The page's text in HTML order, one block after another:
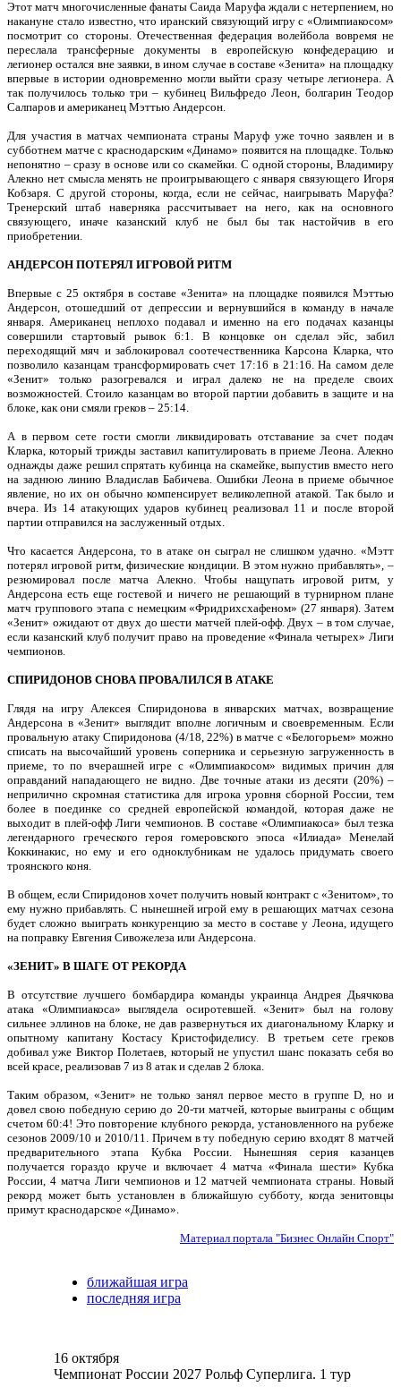
Этот матч многочисленные фанаты Саида Маруфа ждали с нетерпением, но
накануне стало известно, что иранский связующий игру с «Олимпиакосом»
посмотрит со стороны. Отечественная федерация волейбола вовремя не
переслала трансферные документы в европейскую конфедерацию и
легионер остался вне заявки, в ином случае в составе «Зенита» на площадку
впервые в истории одновременно могли выйти сразу четыре легионера. А
так получилось только три – кубинец Вильфредо Леон, болгарин Теодор
Салпаров и американец Мэттью Андерсон.
Для участия в матчах чемпионата страны Маруф уже точно заявлен и в
субботнем матче с краснодарским «Динамо» появится на площадке. Только
непонятно – сразу в основе или со скамейки. С одной стороны, Владимиру
Алекно нет смысла менять не проигрывающего с января связующего Игоря
Кобзаря. С другой стороны, когда, если не сейчас, наигрывать Маруфа?
Тренерский штаб наверняка рассчитывает на него, как на основного
связующего, иначе казанский клуб не был бы так настойчив в его
приобретении.
АНДЕРСОН ПОТЕРЯЛ ИГРОВОЙ РИТМ
Впервые с 25 октября в составе «Зенита» на площадке появился Мэттью
Андерсон, отошедший от депрессии и вернувшийся в команду в начале
января. Американец неплохо подавал и именно на его подачах казанцы
совершили стартовый рывок 6:1. В концовке он сделал эйс, забил
переходящий мяч и заблокировал соотечественника Карсона Кларка, что
позволило казанцам трансформировать счет 17:16 в 21:16. На самом деле
«Зенит» только разогревался и играл далеко не на пределе своих
возможностей. Стоило казанцам во второй партии добавить в защите и на
блоке, как они смяли греков – 25:14.
А в первом сете гости смогли ликвидировать отставание за счет подач
Кларка, который трижды заставил капитулировать в приеме Леона. Алекно
однажды даже решил спрятать кубинца на скамейке, выпустив вместо него
на заднюю линию Владислав Бабичева. Ошибки Леона в приеме обычное
явление, но их он обычно компенсирует великолепной атакой. Так было и
вчера. Из 14 атакующих ударов кубинец реализовал 11 и после второй
партии отправился на заслуженный отдых.
Что касается Андерсона, то в атаке он сыграл не слишком удачно. «Мэтт
потерял игровой ритм, физические кондиции. В этом нужно прибавлять», –
резюмировал после матча Алекно. Чтобы нащупать игровой ритм, у
Андерсона есть еще гостевой и ничего не решающий в турнирном плане
матч группового этапа с немецким «Фридрихсхафеном» (27 января). Затем
«Зенит» ожидают от двух до шести матчей плей-офф. Двух – в том случае,
если казанский клуб получит право на проведение «Финала четырех» Лиги
чемпионов.
СПИРИДОНОВ СНОВА ПРОВАЛИЛСЯ В АТАКЕ
Глядя на игру Алексея Спиридонова в январских матчах, возвращение
Андерсона в «Зенит» выглядит вполне логичным и своевременным. Если
провальную атаку Спиридонова (4/18, 22%) в матче с «Белогорьем» можно
списать на высочайший уровень соперника и серьезную загруженность в
приеме, то по вчерашней игре с «Олимпиакосом» видимых причин для
оправданий нападающего не видно. Две точные атаки из десяти (20%) –
неприлично скромная статистика для игрока уровня сборной России, тем
более в поединке со средней европейской командой, которая даже не
выходит в плей-офф Лиги чемпионов. В составе «Олимпиакоса» был тезка
легендарного греческого героя гомеровского эпоса «Илиада» Менелай
Коккинакис, но ему и его одноклубникам не удалось придумать своего
троянского коня.
В общем, если Спиридонов хочет получить новый контракт с «Зенитом», то
ему нужно прибавлять. С нынешней игрой ему в решающих матчах сезона
будет сложно выиграть конкуренцию за место в составе у Леона, идущего
на поправку Евгения Сивожелеза или Андерсона.
«ЗЕНИТ» В ШАГЕ ОТ РЕКОРДА
В отсутствие лучшего бомбардира команды украинца Андрея Дьячкова
атака «Олимпиакоса» выглядела осиротевшей. «Зенит» был на голову
сильнее эллинов на блоке, не дав развернуться их диагональному Кларку и
опытному капитану Костасу Кристофиделису. В третьем сете греков
добивал уже Виктор Полетаев, который не упустил шанс показать себя во
всей красе, реализовав 7 из 8 атак и сделав 2 блока.
Таким образом, «Зенит» не только занял первое место в группе D, но и
довел свою победную серию до 20-ти матчей, которые выиграны с общим
счетом 60:4! Это повторение клубного рекорда, установленного на рубеже
сезонов 2009/10 и 2010/11. Причем в ту победную серию входят 8 матчей
предварительного этапа Кубка России. Нынешняя серия казанцев
получается гораздо круче и включает 4 матча «Финала шести» Кубка
России, 4 матча Лиги чемпионов и 12 матчей чемпионата страны. Новый
рекорд может быть установлен в ближайшую субботу, когда зенитовцы
примут краснодарское «Динамо».
Материал портала "Бизнес Онлайн Спорт"
ближайшая игра
последняя игра
16 октября
Чемпионат России 2027 Рольф Суперлига. 1 тур